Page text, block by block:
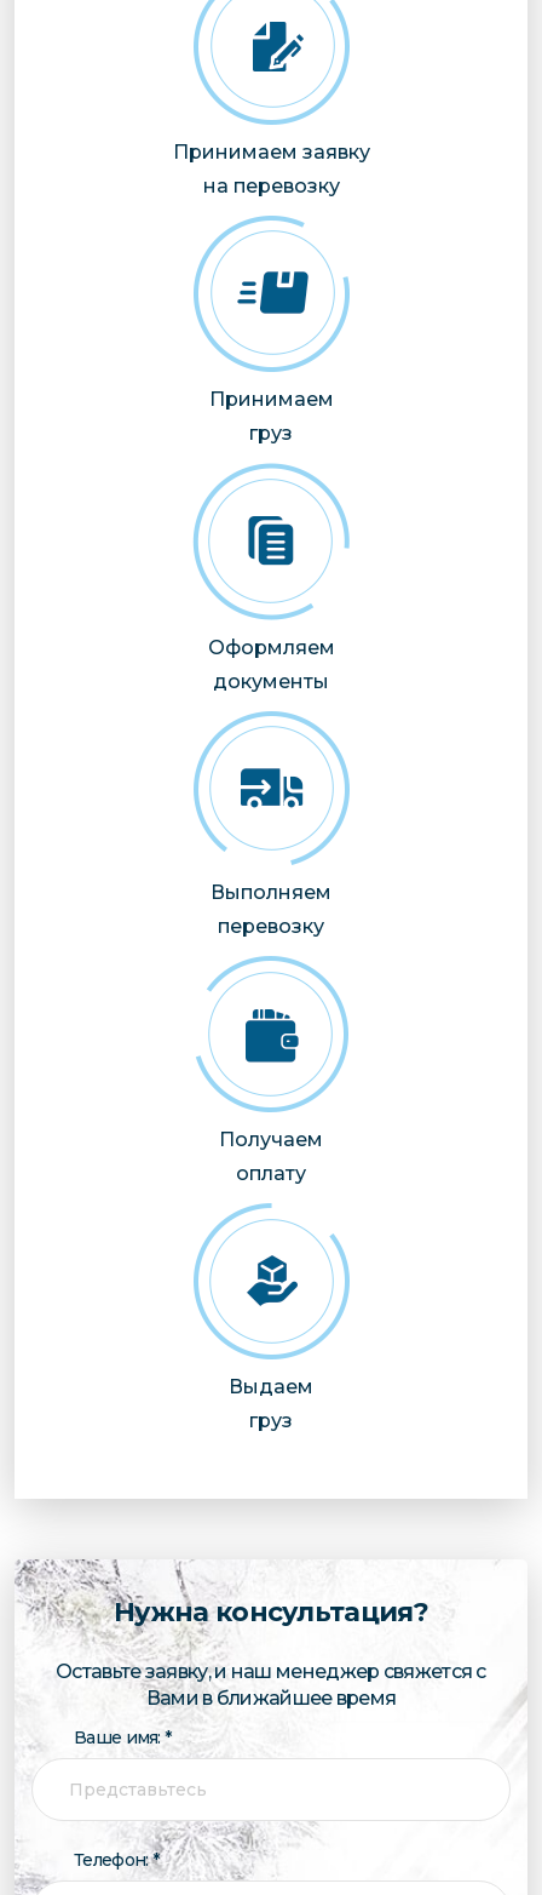
Принимаем заявку
на перевозку
Принимаем
груз
Оформляем
документы
Выполняем
перевозку
Получаем
оплату
Выдаем
груз
Нужна консультация?
Оставьте заявку, и наш менеджер свяжется с
Вами в ближайшее время
Ваше имя: *
Телефон: *